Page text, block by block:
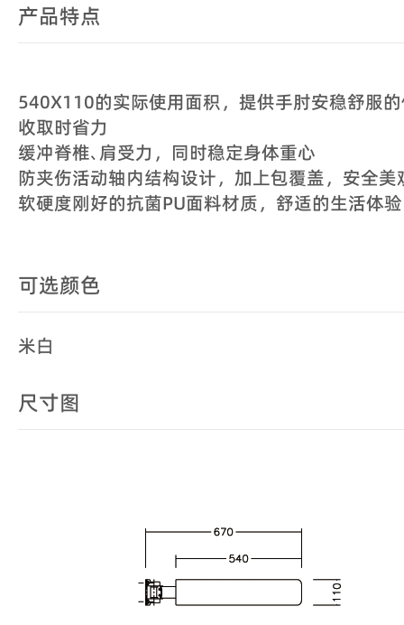
产品特点
540X110的实际使用面积，提供手肘安稳舒服
收取时省力
缓冲脊椎､肩受力，同时稳定身体重心
防夹伤活动轴内结构设计，加上包覆盖，安全美
软硬度刚好的抗菌PU面料材质，舒适的生活体验
可选颜色
米白
尺寸图